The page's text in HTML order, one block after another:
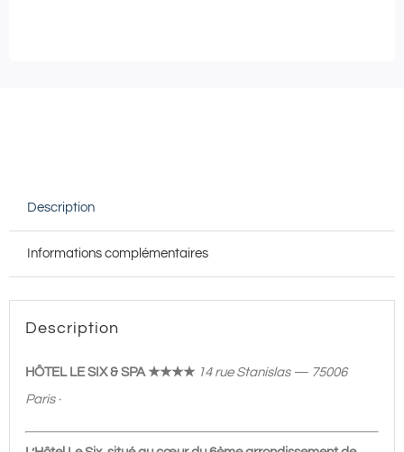
utiliser
chez
Spa
Description
Informations complémentaires
Description
HÔTEL LE SIX & SPA ★★★★ 14 rue Stanislas — 75006
Paris ·